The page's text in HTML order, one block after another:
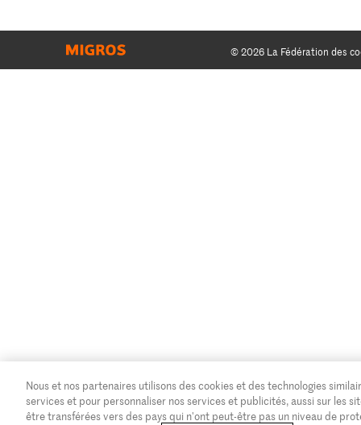
© 2026 La Fédération des
Nous et nos partenaires utilisons des cookies et des technologies
services et pour personnaliser nos services et publicités, aussi sur les
être transférées vers des pays qui n'ont peut-être pas un niveau de